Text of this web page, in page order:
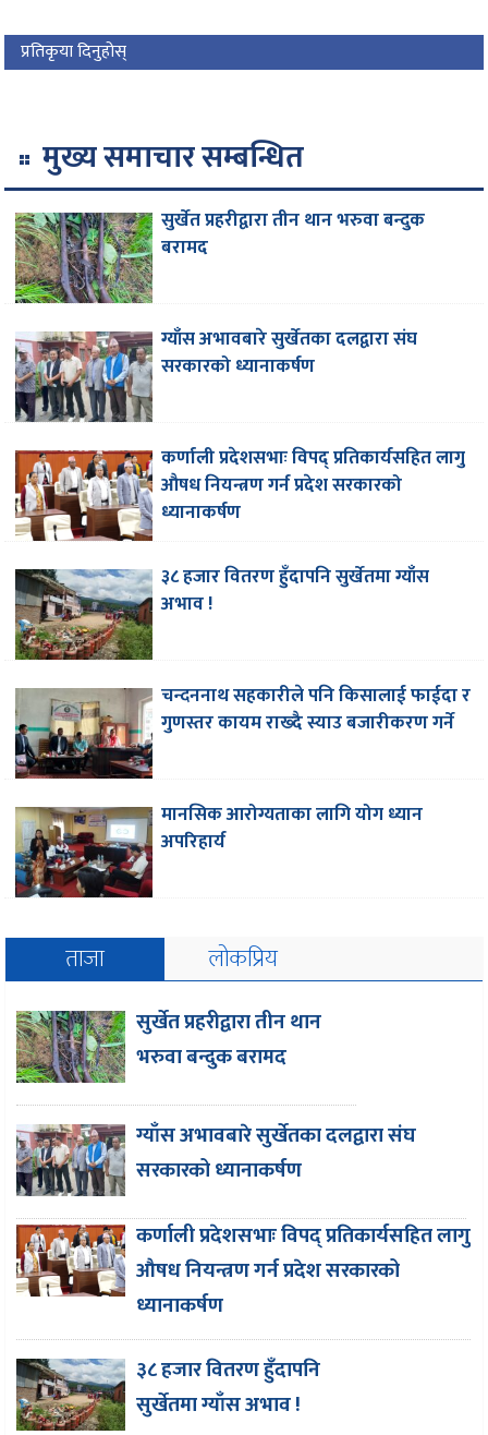
प्रतिकृया दिनुहोस्
मुख्य समाचार सम्बन्धित
सुर्खेत प्रहरीद्वारा तीन थान भरुवा बन्दुक
बरामद
ग्याँस अभावबारे सुर्खेतका दलद्वारा संघ
सरकारको ध्यानाकर्षण
कर्णाली प्रदेशसभाः विपद् प्रतिकार्यसहित लागु
औषध नियन्त्रण गर्न प्रदेश सरकारको
ध्यानाकर्षण
३८ हजार वितरण हुँदापनि सुर्खेतमा ग्याँस
अभाव !
चन्दननाथ सहकारीले पनि किसालाई फाईदा र
गुणस्तर कायम राख्दै स्याउ बजारीकरण गर्ने
मानसिक आरोग्यताका लागि योग ध्यान
अपरिहार्य
ताजा लोकप्रिय
सुर्खेत प्रहरीद्वारा तीन थान
भरुवा बन्दुक बरामद
ग्याँस अभावबारे सुर्खेतका दलद्वारा संघ
सरकारको ध्यानाकर्षण
कर्णाली प्रदेशसभाः विपद् प्रतिकार्यसहित लागु
औषध नियन्त्रण गर्न प्रदेश सरकारको
ध्यानाकर्षण
३८ हजार वितरण हुँदापनि
सुर्खेतमा ग्याँस अभाव !